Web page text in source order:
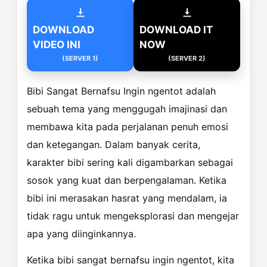
DOWNLOAD
VIDEO INI
(SERVER 1)
DOWNLOAD IT
NOW
(SERVER 2)
Bibi Sangat Bernafsu Ingin ngentot adalah
sebuah tema yang menggugah imajinasi dan
membawa kita pada perjalanan penuh emosi
dan ketegangan. Dalam banyak cerita,
karakter bibi sering kali digambarkan sebagai
sosok yang kuat dan berpengalaman. Ketika
bibi ini merasakan hasrat yang mendalam, ia
tidak ragu untuk mengeksplorasi dan mengejar
apa yang diinginkannya.
Ketika bibi sangat bernafsu ingin ngentot, kita